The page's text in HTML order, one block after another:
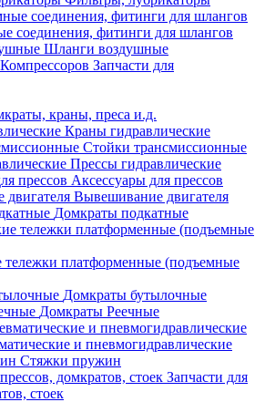
соединения, фитинги для шлангов
Шланги воздушные
Запчасти для
краны, преса и.д.
Краны гидравлические
Стойки трансмиссионные
Прессы гидравлические
Аксессуары для прессов
Вывешивание двигателя
Домкраты подкатные
тележки платформенные (подъемные
Домкраты бутылочные
Домкраты Реечные
и пневмогидравлические
Стяжки пружин
Запчасти для
стоек